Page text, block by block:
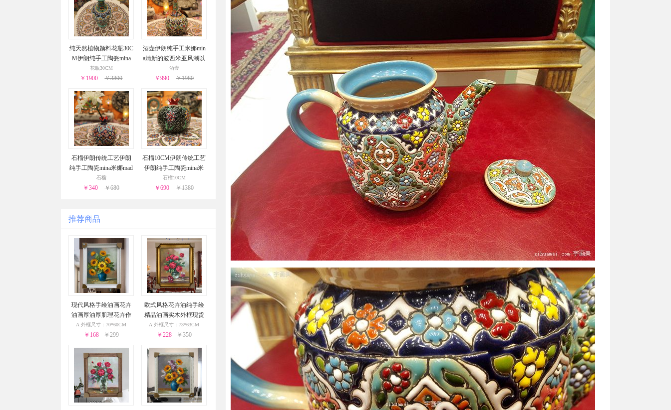
纯天然植物颜料花瓶30C
M伊朗纯手工陶瓷mina
米娜made in Iran
花瓶30CM
￥1900 ￥3800
酒壶伊朗纯手工米娜min
a清新的波西米亚风潮以
一种呼唤大自然的姿态
自由回归
酒壶
￥990 ￥1980
石榴伊朗传统工艺伊朗
纯手工陶瓷mina米娜mad
e in Iran颜色非常丰富多
石榴
￥340 ￥680
石榴10CM伊朗传统工艺
伊朗纯手工陶瓷mina米
娜made in Iran
石榴10CM
￥690 ￥1380
推荐商品
现代风格手绘油画花卉
油画厚油厚肌理花卉作
品PS环保外框现货现发2
4小时之内发货
A:外框尺寸：70*60CM
￥168 ￥299
欧式风格花卉油纯手绘
精品油画实木外框现货
现发葡萄花瓶与酒杯24
小时之内发货
A:外框尺寸：73*63CM
￥228 ￥350